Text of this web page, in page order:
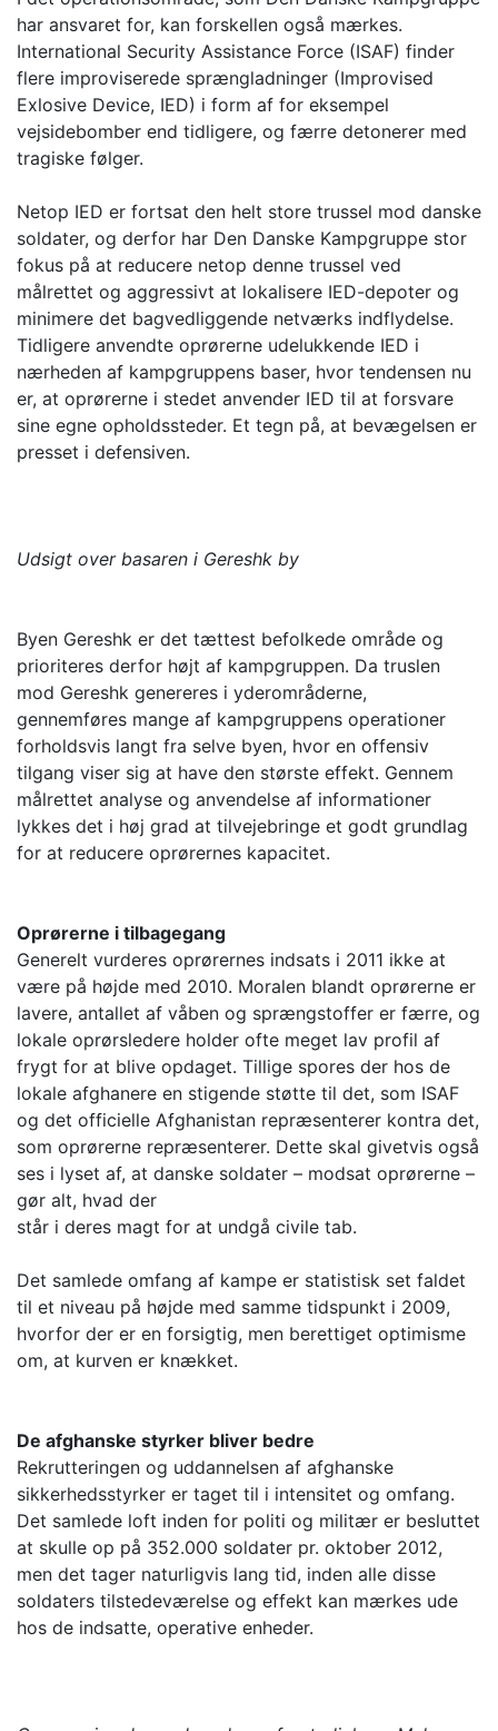
har ansvaret for, kan forskellen også mærkes.
International Security Assistance Force (ISAF) finder
flere improviserede sprængladninger (Improvised
Exlosive Device, IED) i form af for eksempel
vejsidebomber end tidligere, og færre detonerer med
tragiske følger.
Netop IED er fortsat den helt store trussel mod danske
soldater, og derfor har Den Danske Kampgruppe stor
fokus på at reducere netop denne trussel ved
målrettet og aggressivt at lokalisere IED-depoter og
minimere det bagvedliggende netværks indflydelse.
Tidligere anvendte oprørerne udelukkende IED i
nærheden af kampgruppens baser, hvor tendensen nu
er, at oprørerne i stedet anvender IED til at forsvare
sine egne opholdssteder. Et tegn på, at bevægelsen er
presset i defensiven.
Udsigt over basaren i Gereshk by
Byen Gereshk er det tættest befolkede område og
prioriteres derfor højt af kampgruppen. Da truslen
mod Gereshk genereres i yderområderne,
gennemføres mange af kampgruppens operationer
forholdsvis langt fra selve byen, hvor en offensiv
tilgang viser sig at have den største effekt. Gennem
målrettet analyse og anvendelse af informationer
lykkes det i høj grad at tilvejebringe et godt grundlag
for at reducere oprørernes kapacitet.
Oprørerne i tilbagegang
Generelt vurderes oprørernes indsats i 2011 ikke at
være på højde med 2010. Moralen blandt oprørerne er
lavere, antallet af våben og sprængstoffer er færre, og
lokale oprørsledere holder ofte meget lav profil af
frygt for at blive opdaget. Tillige spores der hos de
lokale afghanere en stigende støtte til det, som ISAF
og det officielle Afghanistan repræsenterer kontra det,
som oprørerne repræsenterer. Dette skal givetvis også
ses i lyset af, at danske soldater – modsat oprørerne –
gør alt, hvad der
står i deres magt for at undgå civile tab.
Det samlede omfang af kampe er statistisk set faldet
til et niveau på højde med samme tidspunkt i 2009,
hvorfor der er en forsigtig, men berettiget optimisme
om, at kurven er knækket.
De afghanske styrker bliver bedre
Rekrutteringen og uddannelsen af afghanske
sikkerhedsstyrker er taget til i intensitet og omfang.
Det samlede loft inden for politi og militær er besluttet
at skulle op på 352.000 soldater pr. oktober 2012,
men det tager naturligvis lang tid, inden alle disse
soldaters tilstedeværelse og effekt kan mærkes ude
hos de indsatte, operative enheder.